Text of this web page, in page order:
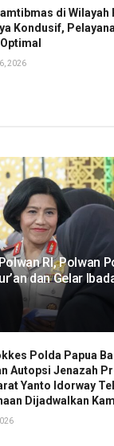
di Wilayah
Kondusif,
2026
RI, Polwan
dan Gelar
Polda Papua
Autopsi Jenazah
Yanto Idorway
Dijadwalkan